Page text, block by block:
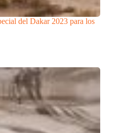
del Dakar 2023 para los